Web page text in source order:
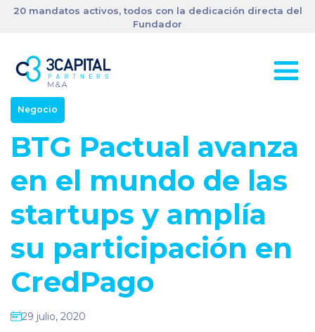
20 mandatos activos, todos con la dedicación directa del
Fundador
Negocio
BTG Pactual avanza
en el mundo de las
startups y amplía
su participación en
CredPago
29 julio, 2020